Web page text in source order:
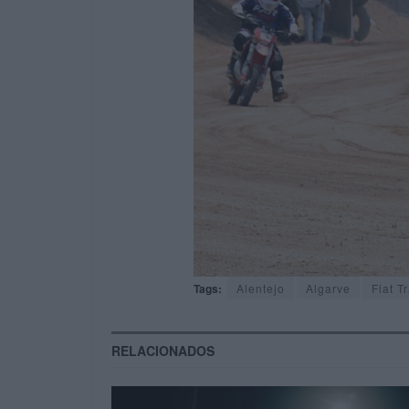
Tags: Alentejo Algarve Flat
RELACIONADOS